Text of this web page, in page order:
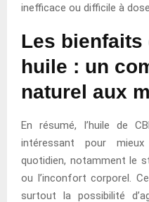
inefficace ou difficile à
Les bienfaits
huile : un
naturel aux
En résumé, l’huile de
intéressant pour
quotidien, notamment le
ou l’inconfort corporel.
surtout la possibilité